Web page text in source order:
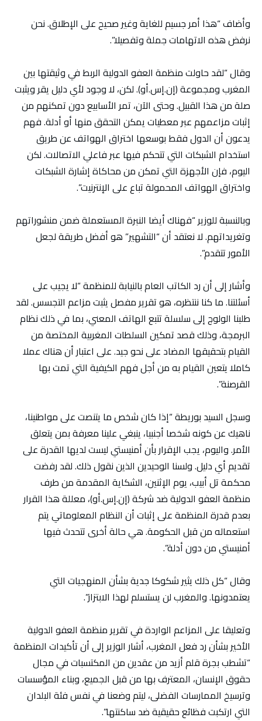
وأضاف “هذا أمر جسيم للغاية وغير صحيح على الإطلاق. نحن
نرفض هذه الاتهامات جملة وتفصيلا”.
وقال “لقد حاولت منظمة العفو الدولية الربط في وثيقتها بين
المغرب ومجموعة (إن.إس.أو). لكن، لا وجود لأي دليل يقر ويثبت
صلة من هذا القبيل. وحتى الآن، تمر الأسابيع دون تمكنهم من
إثبات مزاعمهم عبر معطيات يمكن التحقق منها أو أدلة. فهم
يدعون أن الدول فقط بوسعها اختراق الهواتف عن طريق
استخدام الشبكات التي تتحكم فيها عبر فاعلي الاتصالات. لكن
اليوم، فإن الأجهزة التي تمكن من محاكاة إشارة الشبكات
واختراق الهواتف المحمولة تباع على الإنترنيت”.
وبالنسبة للوزير “فهناك أيضا النبرة المستعملة ضمن منشوراتهم
وتغريداتهم. لا نعتقد أن “التشهير” هو أفضل طريقة لجعل
الأمور تتقدم”.
وأشار إلى أن رد الكاتب العام بالنيابة للمنظمة “لا يجيب على
أسئلتنا. ما كنا ننتظره، هو تقرير مفصل يثبت مزاعم التجسس. لقد
طلبنا الولوج إلى سلسلة تتبع الهاتف المعني، بما في ذلك نظام
البرمجة، وذلك قصد تمكين السلطات المغربية المختصة من
القيام بتحقيقها المضاد على نحو جيد. على اعتبار أن هناك عملا
كاملا يتعين القيام به من أجل فهم الكيفية التي تمت بها
القرصنة”.
وسجل السيد بوريطة “إذا كان شخص ما يتنصت على مواطنينا،
ناهيك عن كونه شخصا أجنبيا، ينبغي علينا معرفة بمن يتعلق
الأمر. واليوم، يجب الإقرار بأن أمنيستي ليست لديها القدرة على
تقديم أي دليل. ولسنا الوحيدين الذين نقول ذلك. لقد رفضت
محكمة تل أبيب، يوم الإثنين، الشكاية المقدمة من طرف
منظمة العفو الدولية ضد شركة (إن.إس.أو)، معللة هذا القرار
بعدم قدرة المنظمة على إثبات أن النظام المعلوماتي يتم
استعماله من قبل الحكومة. هي حالة أخرى تتحدث فيها
أمنيستي من دون أدلة”.
وقال “كل ذلك يثير شكوكا جدية بشأن المنهجيات التي
يعتمدونها. والمغرب لن يستسلم لهذا الابتزاز”.
وتعليقا على المزاعم الواردة في تقرير منظمة العفو الدولية
الأخير بشأن رد فعل المغرب، أشار الوزير إلى أن تأكيدات المنظمة
“تشطب بجرة قلم أزيد من عقدين من المكتسبات في مجال
حقوق الإنسان، المعترف بها من قبل الجميع، وبناء المؤسسات
وترسيخ الممارسات الفضلى، ليتم وضعنا في نفس فئة البلدان
التي ارتكبت فظائع حقيقية ضد ساكنتها”.